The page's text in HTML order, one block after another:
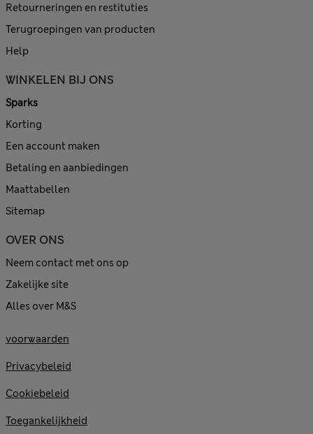
Retourneringen en restituties
Terugroepingen van producten
Help
WINKELEN BIJ ONS
Sparks
Korting
Een account maken
Betaling en aanbiedingen
Maattabellen
Sitemap
OVER ONS
Neem contact met ons op
Zakelijke site
Alles over M&S
voorwaarden
Privacybeleid
Cookiebeleid
Toegankelijkheid